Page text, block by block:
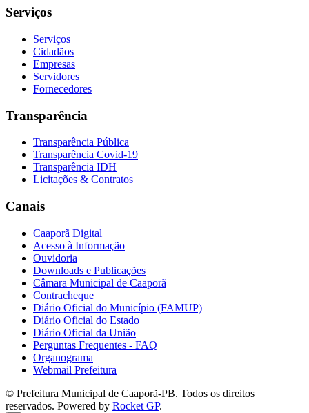
Serviços
Serviços
Cidadãos
Empresas
Servidores
Fornecedores
Transparência
Transparência Pública
Transparência Covid-19
Transparência IDH
Licitações & Contratos
Canais
Caaporã Digital
Acesso à Informação
Ouvidoria
Downloads e Publicações
Câmara Municipal de Caaporã
Contracheque
Diário Oficial do Município (FAMUP)
Diário Oficial do Estado
Diário Oficial da União
Perguntas Frequentes - FAQ
Organograma
Webmail Prefeitura
© Prefeitura Municipal de Caaporã-PB. Todos os direitos
reservados. Powered by Rocket GP.